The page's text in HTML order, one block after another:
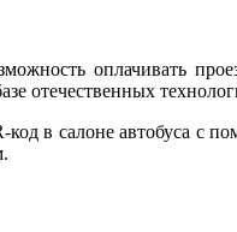
оплачивать
отечественных
код в салоне